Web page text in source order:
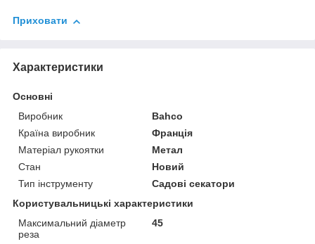
Приховати
Характеристики
Основні
Виробник
Bahco
Країна виробник
Франція
Матеріал рукоятки
Метал
Стан
Новий
Тип інструменту
Садові секатори
Користувальницькі характеристики
Максимальний діаметр
реза
45